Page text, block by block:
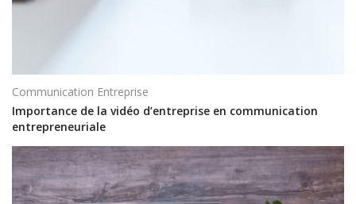
Communication Entreprise
Importance de la vidéo d’entreprise en communication
entrepreneuriale